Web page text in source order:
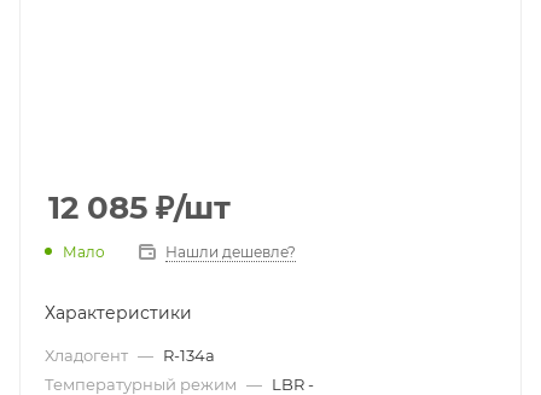
12 085 ₽/шт
Мало Нашли дешевле?
Характеристики
Хладогент — R-134a
Температурный режим — LBR -